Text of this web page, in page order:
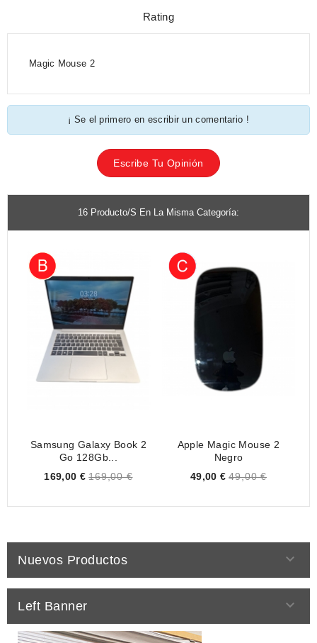
Rating
Magic Mouse 2
¡ Se el primero en escribir un comentario !
Escribe Tu Opinión
16 Producto/s En La Misma Categoría:
Samsung Galaxy Book 2
Go 128Gb...
Price
169,00 € 169,00 €
Apple Magic Mouse 2
Negro
Price
49,00 € 49,00 €
Nuevos Productos 
Left Banner 